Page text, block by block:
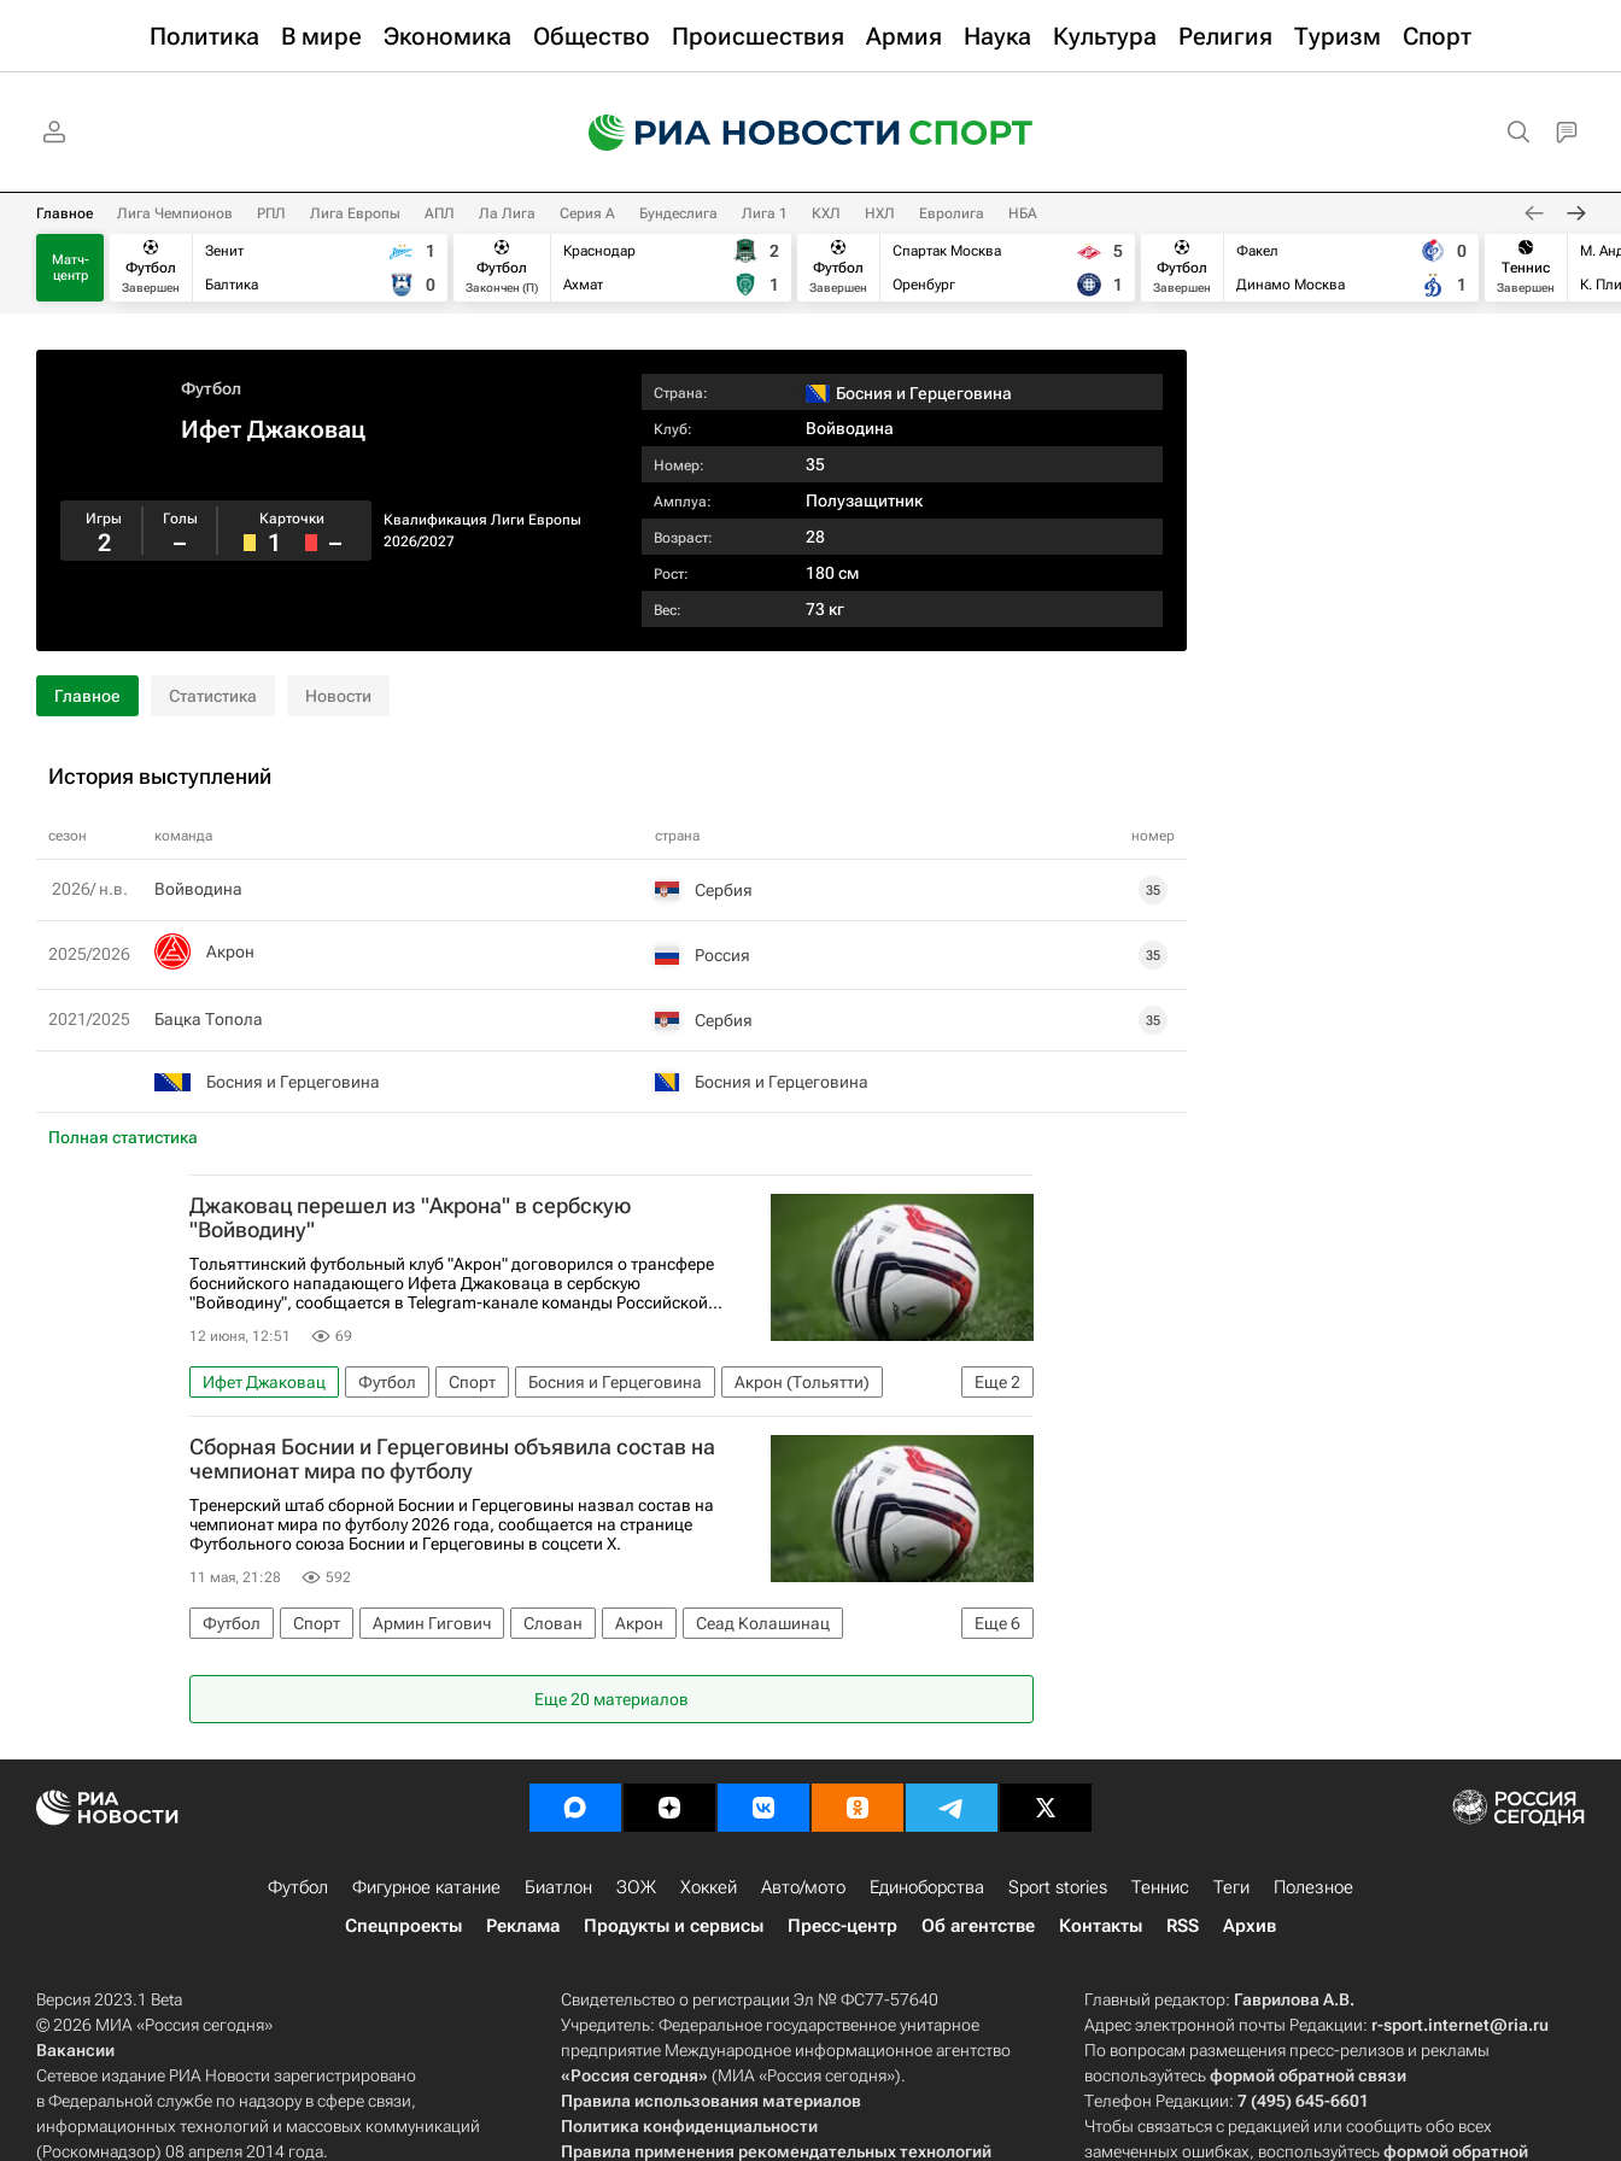
Политика В мире Экономика Общество Происшествия Армия Наука Культура Религия Туризм Спорт
Главное Лига Чемпионов РПЛ Лига Европы АПЛ Ла Лига Серия А Бундеслига Лига 1 КХЛ НХЛ Евролига НБА
Матч-
центр
Футбол
Завершен
Зенит
Балтика
1
0
Футбол
Закончен (П)
Краснодар
Ахмат
2
1
Футбол
Завершен
Спартак Москва
Оренбург
5
1
Футбол
Завершен
Факел
Динамо Москва
0
1
Теннис
Завершен
М.
К.
Футбол
Ифет Джаковац
Квалификация Лиги Европы
2026/2027
Игры
2
Голы
–
Карточки
1 –
Страна: Босния и Герцеговина
Клуб: Войводина
Номер: 35
Амплуа: Полузащитник
Возраст: 28
Рост: 180 см
Вес: 73 кг
Главное Статистика Новости
История выступлений
сезон команда страна номер
Полная статистика
2026/ н.в. Войводина Сербия 35
2025/2026 Акрон Россия 35
2021/2025 Бацка Топола Сербия 35
Босния и Герцеговина Босния и Герцеговина
Джаковац перешел из "Акрона" в сербскую
"Войводину"
Тольяттинский футбольный клуб "Акрон" договорился о трансфере
боснийского нападающего Ифета Джаковаца в сербскую
"Войводину", сообщается в Telegram-канале команды Российской...
12 июня, 12:51 69
Еще2
Ифет Джаковац Футбол Спорт Босния и Герцеговина
Акрон (Тольятти)
Войводина
РПЛ 2026-2027 (Чемпионат России по футболу)
Сборная Боснии и Герцеговины объявила состав на
чемпионат мира по футболу
Тренерский штаб сборной Боснии и Герцеговины назвал состав на
чемпионат мира по футболу 2026 года, сообщается на странице
Футбольного союза Боснии и Герцеговины в соцсети X.
11 мая, 21:28 592
Еще6
Футбол Спорт Армин Гигович Слован Акрон
Сеад Колашинац
Еще 20 материалов
Футбол Фигурное катание Биатлон ЗОЖ Хоккей Авто/мото Единоборства Sport stories Теннис Теги
Полезное
Спецпроекты
Реклама Продукты и сервисы Пресс-центр Об агентстве Контакты RSS Архив
Версия 2023.1 Beta
© 2026 МИА «Россия сегодня»
Вакансии
Сетевое издание РИА Новости зарегистрировано
в Федеральной службе по надзору в сфере связи,
информационных технологий и массовых коммуникаций
(Роскомнадзор) 08 апреля 2014 года.
Свидетельство о регистрации Эл № ФС77-57640
Учредитель: Федеральное государственное унитарное
предприятие Международное информационное агентство
«Россия сегодня» (МИА «Россия сегодня»).
Правила использования материалов
Политика конфиденциальности
Правила применения рекомендательных технологий
Главный редактор: Гаврилова А.В.
Адрес электронной почты Редакции: r-sport.internet@ria.ru
По вопросам размещения пресс-релизов и рекламы
воспользуйтесьформой обратной связи
Телефон Редакции:7 (495) 645-6601
Чтобы связаться с редакцией или сообщить обо всех
замеченных ошибках, воспользуйтесьформой обратной